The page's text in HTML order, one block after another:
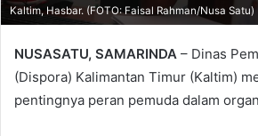
Kaltim, Hasbar. (FOTO: Faisal Rahman/Nusa Satu)
NUSASATU, SAMARINDA – Dinas
(Dispora) Kalimantan Timur (Kaltim)
pentingnya peran pemuda dalam